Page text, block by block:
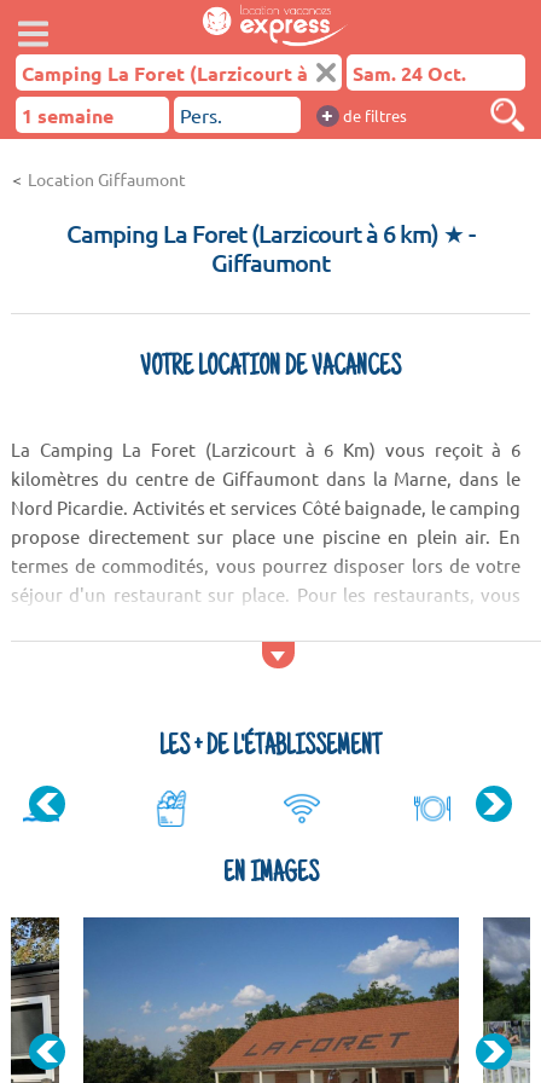
+ de filtres
Location Giffaumont
Camping La Foret (Larzicourt à 6 km) ★-
Giffaumont
VOTRE LOCATION DE VACANCES
La Camping La Foret (Larzicourt à 6 Km) vous reçoit à 6
kilomètres du centre de Giffaumont dans la Marne, dans le
Nord Picardie. Activités et services Côté baignade, le camping
propose directement sur place une piscine en plein air. En
termes de commodités, vous pourrez disposer lors de votre
séjour d'un restaurant sur place. Pour les restaurants, vous
LES + DE L'ÉTABLISSEMENT
EN IMAGES